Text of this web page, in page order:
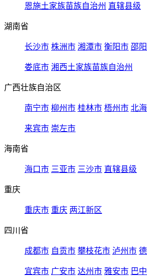
恩施土家族苗族自治州 直辖县级
湖南省
长沙市 株洲市 湘潭市 衡阳市 邵
娄底市 湘西土家族苗族自治州
广西壮族自治区
南宁市 柳州市 桂林市 梧州市 北
来宾市 崇左市
海南省
海口市 三亚市 三沙市 直辖县级
重庆
重庆市 重庆 两江新区
四川省
成都市 自贡市 攀枝花市 泸州市
宜宾市 广安市 达州市 雅安市 巴